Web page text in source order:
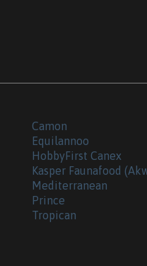
Camon
Equilannoo
HobbyFirst Canex
Kasper Faunafood
Mediterranean
Prince
Tropican